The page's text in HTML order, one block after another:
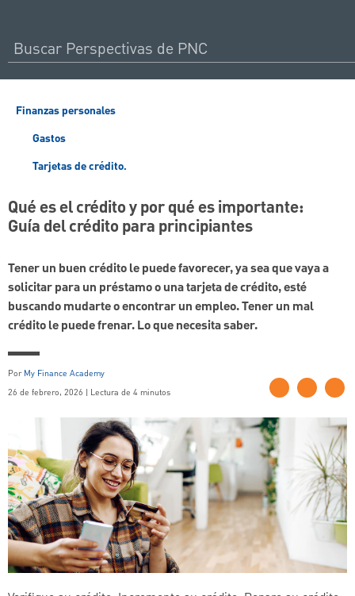
Finanzas personales
Gastos
Tarjetas de crédito.
Qué es el crédito y por qué es importante:
Guía del crédito para principiantes
Tener un buen crédito le puede favorecer, ya sea que vaya a
solicitar para un préstamo o una tarjeta de crédito, esté
buscando mudarte o encontrar un empleo. Tener un mal
crédito le puede frenar. Lo que necesita saber.
PorMy Finance Academy
26 de febrero, 2026 | Lectura de 4 minutos